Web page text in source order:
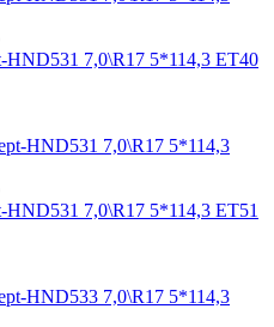
HND531 7,0\R17 5*114,3 ET40
7,0\R17 5*114,3 ET51